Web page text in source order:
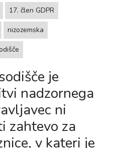
17. člen GDPR
nizozemska
je
nadzornega
ni
zahtevo za
v kateri je